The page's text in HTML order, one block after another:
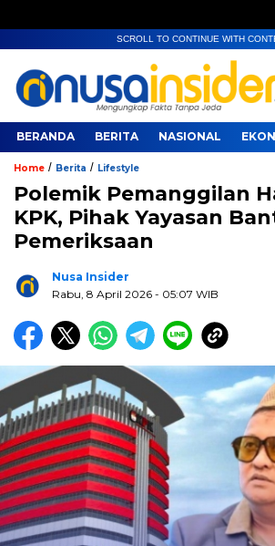
SCROLL TO CONTINUE WITH
BERANDA BERITA NASIONAL
Home / Berita / Lifestyle
Polemik Pemanggilan
KPK, Pihak Yayasan
Pemeriksaan
Nusa Insider
Rabu, 8 April 2026 - 05:07 WIB